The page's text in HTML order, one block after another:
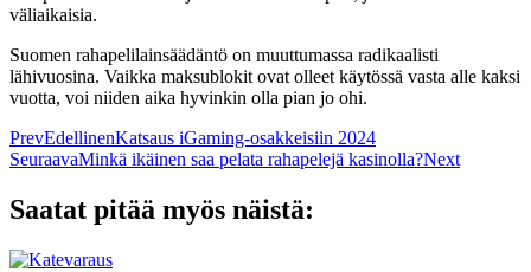
väliaikaisia.
Suomen rahapelilainsäädäntö on muuttumassa radikaalisti
lähivuosina. Vaikka maksublokit ovat olleet käytössä vasta alle kaksi
vuotta, voi niiden aika hyvinkin olla pian jo ohi.
PrevEdellinenKatsaus iGaming-osakkeisiin 2024
SeuraavaMinkä ikäinen saa pelata rahapelejä kasinolla?Next
Saatat pitää myös näistä: